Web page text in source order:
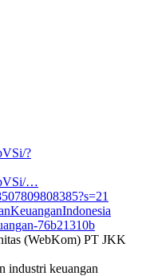
?
…
76b21310b
(WebKom) PT JKK
industri keuangan